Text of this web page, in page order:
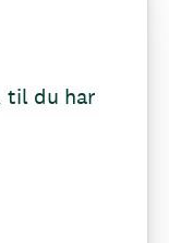
til du har